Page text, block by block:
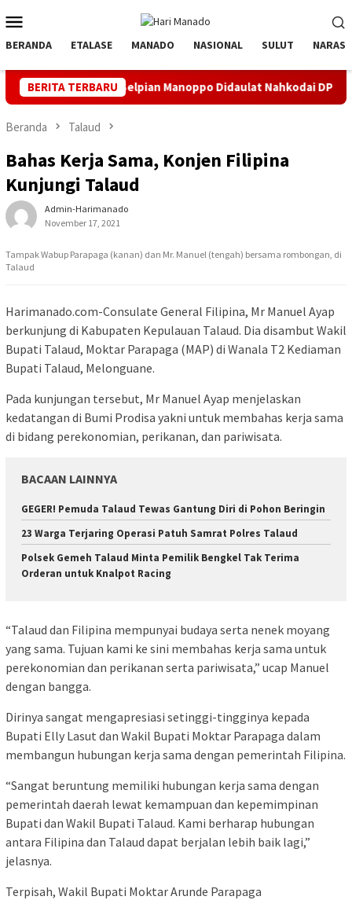
ke
kontenMobile
BERANDA ETALASE MANADO NASIONAL SULUT NARASI
BERITA TERBARU
Selpian Manoppo Didaulat Nahkodai DPC Bolsel
Beranda Talaud
Bahas Kerja Sama, Konjen Filipina
Kunjungi Talaud
Admin-Harimanado
November 17, 2021
Tampak Wabup Parapaga (kanan) dan Mr. Manuel (tengah) bersama rombongan, di
Talaud
Harimanado.com-Consulate General Filipina, Mr Manuel Ayap
berkunjung di Kabupaten Kepulauan Talaud. Dia disambut Wakil
Bupati Talaud, Moktar Parapaga (MAP) di Wanala T2 Kediaman
Bupati Talaud, Melonguane.
Pada kunjungan tersebut, Mr Manuel Ayap menjelaskan
kedatangan di Bumi Prodisa yakni untuk membahas kerja sama
di bidang perekonomian, perikanan, dan pariwisata.
BACAAN LAINNYA
GEGER! Pemuda Talaud Tewas Gantung Diri di Pohon Beringin
23 Warga Terjaring Operasi Patuh Samrat Polres Talaud
Polsek Gemeh Talaud Minta Pemilik Bengkel Tak Terima
Orderan untuk Knalpot Racing
“Talaud dan Filipina mempunyai budaya serta nenek moyang
yang sama. Tujuan kami ke sini membahas kerja sama untuk
perekonomian dan perikanan serta pariwisata,” ucap Manuel
dengan bangga.
Dirinya sangat mengapresiasi setinggi-tingginya kepada
Bupati Elly Lasut dan Wakil Bupati Moktar Parapaga dalam
membangun hubungan kerja sama dengan pemerintah Filipina.
“Sangat beruntung memiliki hubungan kerja sama dengan
pemerintah daerah lewat kemampuan dan kepemimpinan
Bupati dan Wakil Bupati Talaud. Kami berharap hubungan
antara Filipina dan Talaud dapat berjalan lebih baik lagi,”
jelasnya.
Terpisah, Wakil Bupati Moktar Arunde Parapaga